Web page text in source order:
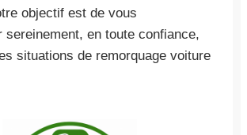
objectif est de vous
sereinement, en toute confiance,
situations de remorquage voiture